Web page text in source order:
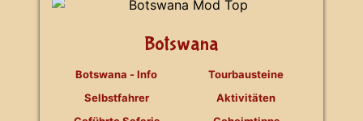
Botswana
Botswana - Info
Selbstfahrer
Tourbausteine
Aktivitäten